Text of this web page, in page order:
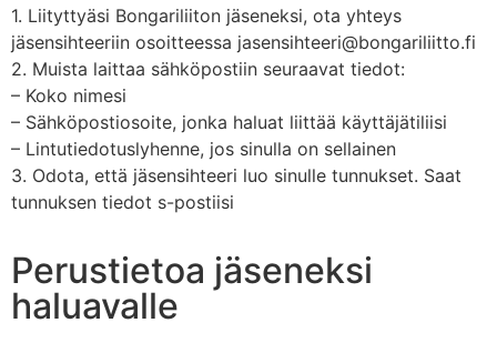
1. Liityttyäsi Bongariliiton jäseneksi, ota yhteys
jäsensihteeriin osoitteessa jasensihteeri@bongariliitto.fi
2. Muista laittaa sähköpostiin seuraavat tiedot:
– Koko nimesi
– Sähköpostiosoite, jonka haluat liittää käyttäjätiliisi
– Lintutiedotuslyhenne, jos sinulla on sellainen
3. Odota, että jäsensihteeri luo sinulle tunnukset. Saat
tunnuksen tiedot s-postiisi
Perustietoa jäseneksi
haluavalle